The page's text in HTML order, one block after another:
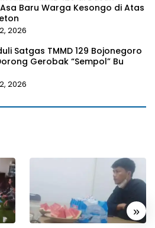
Baru Warga Kesongo di Atas
2026
Satgas TMMD 129 Bojonegoro
Gerobak “Sempol” Bu
2026
»